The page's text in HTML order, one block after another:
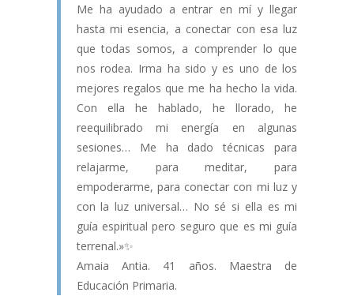
Me ha ayudado a entrar en mí y llegar
hasta mi esencia, a conectar con esa luz
que todas somos, a comprender lo que
nos rodea. Irma ha sido y es uno de los
mejores regalos que me ha hecho la vida.
Con ella he hablado, he llorado, he
reequilibrado mi energía en algunas
sesiones… Me ha dado técnicas para
relajarme, para meditar, para
empoderarme, para conectar con mi luz y
con la luz universal… No sé si ella es mi
guía espiritual pero seguro que es mi guía
terrenal.»✨
Amaia Antia. 41 años. Maestra de
Educación Primaria.